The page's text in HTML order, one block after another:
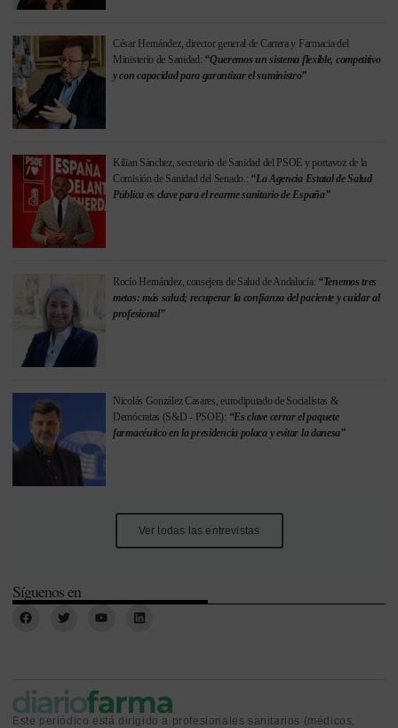
César Hernández, director general de Cartera y Farmacia del
Ministerio de Sanidad: “Queremos un sistema flexible, competitivo
y con capacidad para garantizar el suministro”
Kilian Sánchez, secretario de Sanidad del PSOE y portavoz de la
Comisión de Sanidad del Senado.: “La Agencia Estatal de Salud
Pública es clave para el rearme sanitario de España”
Rocío Hernández, consejera de Salud de Andalucía: “Tenemos tres
metas: más salud; recuperar la confianza del paciente y cuidar al
profesional”
Nicolás González Casares, eurodiputado de Socialistas &
Demócratas (S&D - PSOE): “Es clave cerrar el paquete
farmacéutico en la presidencia polaca y evitar la danesa”
Ver todas las entrevistas
Síguenos en
Este periódico está dirigido a profesionales sanitarios (médicos,